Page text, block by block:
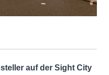
auf der Sight City